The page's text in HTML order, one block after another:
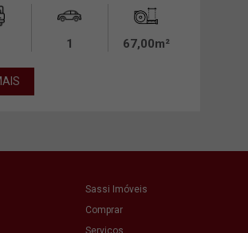
1 67,00m²
Sassi Imóveis
Comprar
Serviços